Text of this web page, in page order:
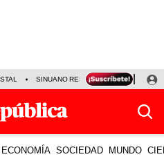
SINUANO RESULTADOS HOY
ECONOMÍA SOCIEDAD MUNDO